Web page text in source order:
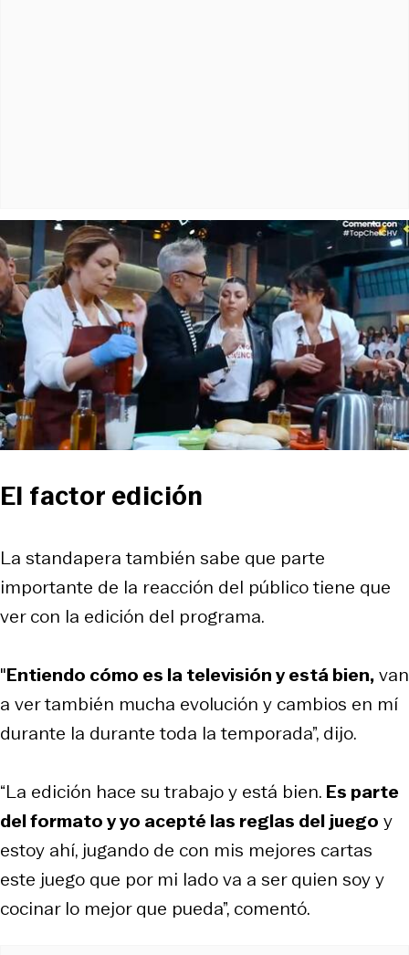
El factor edición
La standapera también sabe que parte
importante de la reacción del público tiene que
ver con la edición del programa.
"Entiendo cómo es la televisión y está bien,van
a ver también mucha evolución y cambios en mí
durante la durante toda la temporada”, dijo.
“La edición hace su trabajo y está bien. Es parte
del formato y yo acepté las reglas del juego y
estoy ahí, jugando de con mis mejores cartas
este juego que por mi lado va a ser quien soy y
cocinar lo mejor que pueda”, comentó.